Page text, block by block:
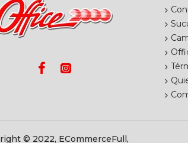
© 2022, ECommerceFull,